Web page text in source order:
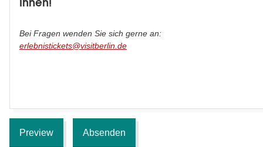
Bei Fragen wenden Sie sich gerne an:
erlebnistickets@visitberlin.de